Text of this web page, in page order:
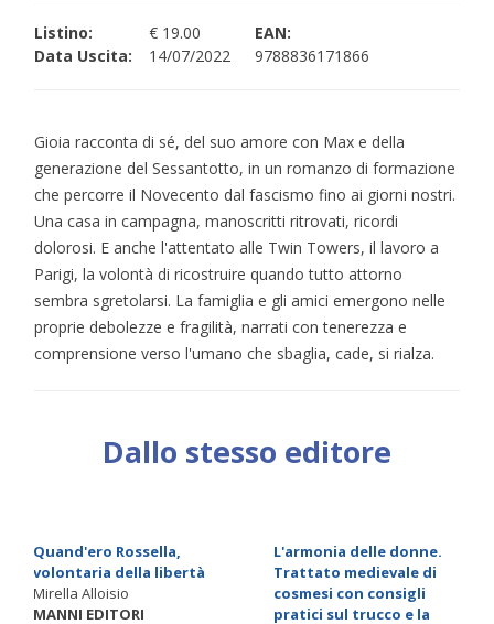
Listino:
€ 19.00
Data Uscita:
14/07/2022
EAN:
9788836171866
Gioia racconta di sé, del suo amore con Max e della
generazione del Sessantotto, in un romanzo di formazione
che percorre il Novecento dal fascismo fino ai giorni nostri.
Una casa in campagna, manoscritti ritrovati, ricordi
dolorosi. E anche l'attentato alle Twin Towers, il lavoro a
Parigi, la volontà di ricostruire quando tutto attorno
sembra sgretolarsi. La famiglia e gli amici emergono nelle
proprie debolezze e fragilità, narrati con tenerezza e
comprensione verso l'umano che sbaglia, cade, si rialza.
Dallo stesso editore
Quand'ero Rossella,
volontaria della libertà
Mirella Alloisio
MANNI EDITORI
L'armonia delle donne.
Trattato medievale di
cosmesi con consigli
pratici sul trucco e la